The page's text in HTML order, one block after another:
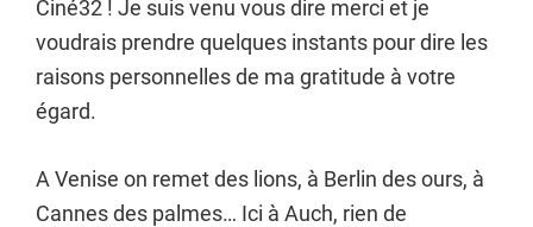
Ciné32 ! Je suis venu vous dire merci et je
voudrais prendre quelques instants pour dire les
raisons personnelles de ma gratitude à votre
égard.
A Venise on remet des lions, à Berlin des ours, à
Cannes des palmes… Ici à Auch, rien de